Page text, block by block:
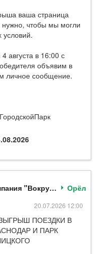
ваша страница
чтобы мы могли
условий.
августа в 16:00 с
объявим в
личное сообщение.
Туристическая компания "Вокруг света" Орёл
20.07.2026 12:00
ПОЕЗДКИ В
И ПАРК